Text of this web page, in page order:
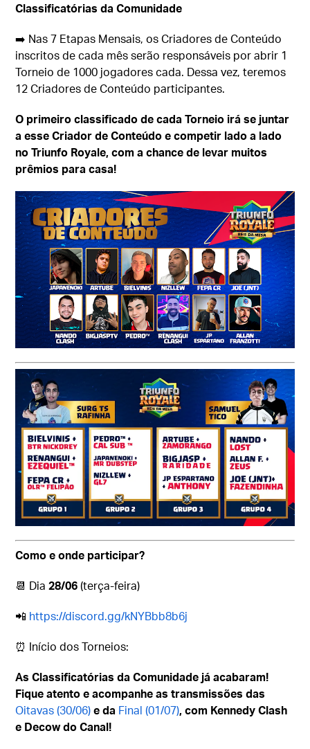
Classificatórias da Comunidade
➡️ Nas 7 Etapas Mensais, os Criadores de Conteúdo
inscritos de cada mês serão responsáveis por abrir 1
Torneio de 1000 jogadores cada. Dessa vez, teremos
12 Criadores de Conteúdo participantes.
O primeiro classificado de cada Torneio irá se juntar
a esse Criador de Conteúdo e competir lado a lado
no Triunfo Royale, com a chance de levar muitos
prêmios para casa!
Como e onde participar?
📆 Dia28/06(terça-feira)
📲 https://discord.gg/kNYBbb8b6j
⏰ Início dos Torneios:
As Classificatórias da Comunidade já acabaram!
Fique atento e acompanhe as transmissões das
Oitavas (30/06)e da Final (01/07), com Kennedy Clash
e Decow do Canal!